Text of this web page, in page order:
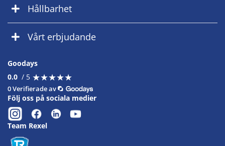
Hållbarhet
Vårt erbjudande
Goodays
0.0 / 5 ★★★★★
★★★★★
0 Verifierade av
Följ oss på sociala medier
Team Rexel